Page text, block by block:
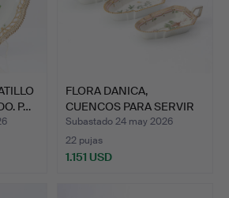
P…
FLORA DANICA,
CUENCOS PARA SERVIR
CON ASAS…
Subastado 24 may 2026
22 pujas
1.151 USD